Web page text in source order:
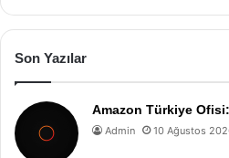
Son Yazılar
Amazon Türkiye
Admin 10 Ağustos